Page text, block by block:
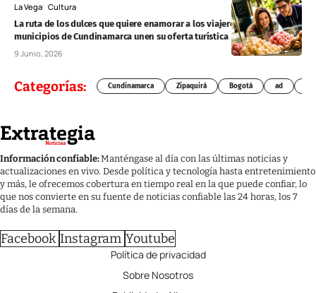
La Vega Cultura
La ruta de los dulces que quiere enamorar a los viajeros: ocho
municipios de Cundinamarca unen su oferta turística
9 Junio, 2026
Categorías: Cundinamarca Zipaquirá Bogotá ad
Información confiable:Manténgase al día con las últimas noticias y
actualizaciones en vivo. Desde política y tecnología hasta entretenimiento
y más, le ofrecemos cobertura en tiempo real en la que puede confiar, lo
que nos convierte en su fuente de noticias confiable las 24 horas, los 7
días de la semana.
Facebook Instagram Youtube
Política de privacidad
Sobre Nosotros